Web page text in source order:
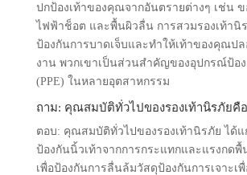
ปกป้องเท้าของคุณจากอันตรายต่างๆ เช่น
ไฟฟ้าช็อต และพื้นผิวลื่น การสวมรองเท้านิ
ป้องกันการบาดเจ็บและทําให้เท้าของคุณป
งาน พวกเขาเป็นส่วนสําคัญของอุปกรณ์ป้อ
(PPE) ในหลายอุตสาหกรรม
ถาม: คุณสมบัติทั่วไปของรองเท้านิรภัยคือ
ตอบ: คุณสมบัติทั่วไปของรองเท้านิรภัย ได้แ
ป้องกันนิ้วเท้าจากการกระแทกและแรงกดพื้
เพื่อป้องกันการลื่นล้มวัสดุป้องกันการเจาะเ